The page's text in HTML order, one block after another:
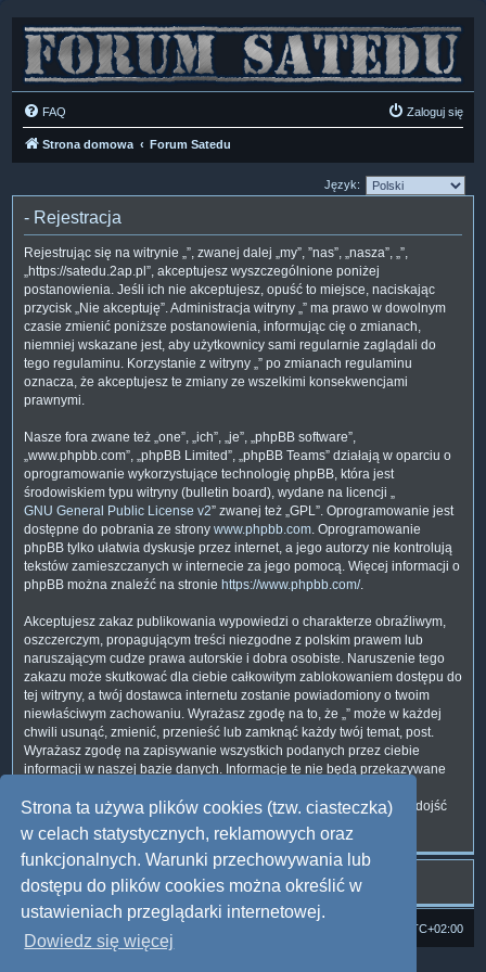
Strona ta używa plików cookies (tzw. ciasteczka)
w celach statystycznych, reklamowych oraz
funkcjonalnych. Warunki przechowywania lub
dostępu do plików cookies można określić w
ustawieniach przeglądarki internetowej.
Dowiedz się więcej
FAQ Zaloguj się
Strona domowa Forum Satedu
Język:
- Rejestracja
Rejestrując się na witrynie „”, zwanej dalej „my”, ”nas”, „nasza”, „”,
„https://satedu.2ap.pl”, akceptujesz wyszczególnione poniżej
postanowienia. Jeśli ich nie akceptujesz, opuść to miejsce, naciskając
przycisk „Nie akceptuję”. Administracja witryny „” ma prawo w dowolnym
czasie zmienić poniższe postanowienia, informując cię o zmianach,
niemniej wskazane jest, aby użytkownicy sami regularnie zaglądali do
tego regulaminu. Korzystanie z witryny „” po zmianach regulaminu
oznacza, że akceptujesz te zmiany ze wszelkimi konsekwencjami
prawnymi.
Nasze fora zwane też „one”, „ich”, „je”, „phpBB software”,
„www.phpbb.com”, „phpBB Limited”, „phpBB Teams” działają w oparciu o
oprogramowanie wykorzystujące technologię phpBB, która jest
środowiskiem typu witryny (bulletin board), wydane na licencji „
GNU General Public License v2” zwanej też „GPL”. Oprogramowanie jest
dostępne do pobrania ze strony www.phpbb.com. Oprogramowanie
phpBB tylko ułatwia dyskusje przez internet, a jego autorzy nie kontrolują
tekstów zamieszczanych w internecie za jego pomocą. Więcej informacji o
phpBB można znaleźć na stronie https://www.phpbb.com/.
Akceptujesz zakaz publikowania wypowiedzi o charakterze obraźliwym,
oszczerczym, propagującym treści niezgodne z polskim prawem lub
naruszającym cudze prawa autorskie i dobra osobiste. Naruszenie tego
zakazu może skutkować dla ciebie całkowitym zablokowaniem dostępu do
tej witryny, a twój dostawca internetu zostanie powiadomiony o twoim
niewłaściwym zachowaniu. Wyrażasz zgodę na to, że „” może w każdej
chwili usunąć, zmienić, przenieść lub zamknąć każdy twój temat, post.
Wyrażasz zgodę na zapisywanie wszystkich podanych przez ciebie
informacji w naszej bazie danych. Informacje te nie będą przekazywane
odpowiedzialności za włamania do witryny, podczas których może dojść
do kradzieży danych.
UTC+02:00